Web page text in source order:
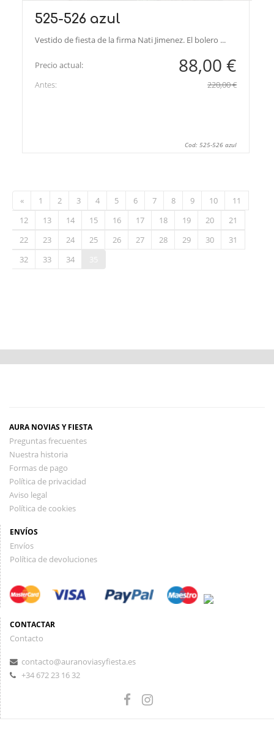
525-526 azul
Vestido de fiesta de la firma Nati Jimenez. El bolero ...
Precio actual: 88,00 €
Antes: 220,00 €
Cod: 525-526 azul
« 1 2 3 4 5 6 7 8 9 10
11
12
13 14 15 16 17 18 19 20
21
22
23 24 25 26 27 28 29 30
31
32
33 34
AURA NOVIAS Y FIESTA
Preguntas frecuentes
Nuestra historia
Formas de pago
Política de privacidad
Aviso legal
Política de cookies
ENVÍOS
Envíos
Política de devoluciones
CONTACTAR
Contacto
contacto@auranoviasyfiesta.es
+34 672 23 16 32